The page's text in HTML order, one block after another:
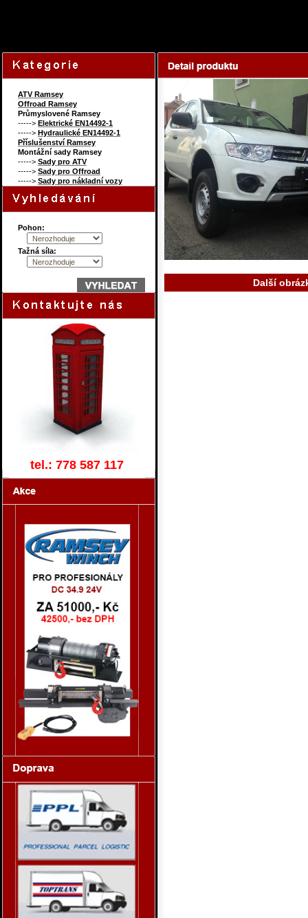
ATV Ramsey
Offroad Ramsey
Průmyslovené Ramsey
-----> Elektrické EN14492-1
-----> Hydraulické EN14492-1
Příslušenství Ramsey
Montážní sady Ramsey
-----> Sady pro ATV
-----> Sady pro Offroad
-----> Sady pro nákladní vozy
Pohon:
Tažná síla:
tel.: 778 587 117
Další